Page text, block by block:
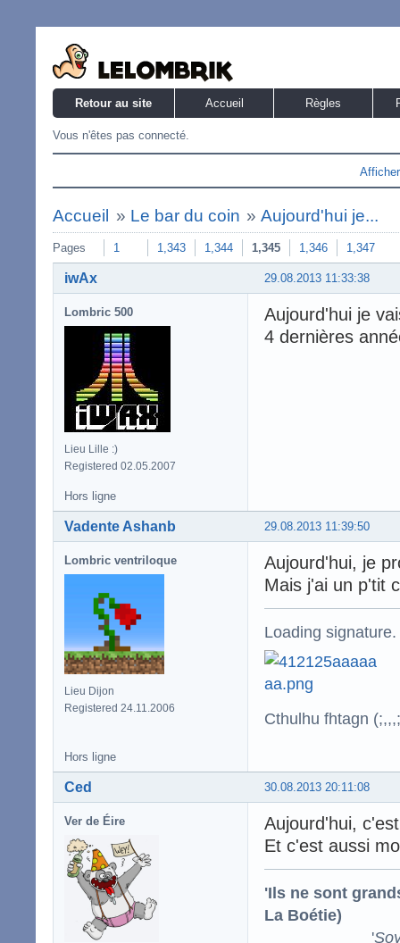
Retour au site Accueil Règles
Vous n'êtes pas connecté.
Accueil » Le bar du coin »Aujourd'hui je...
Pages 1 1,343 1,344 1,345 1,346 1,347
29.08.2013 11:33:38
iwAx
Lombric 500
Lieu Lille :)
Registered 02.05.2007
Aujourd'hui je
4 dernières
Hors ligne
29.08.2013 11:39:50
Vadente Ashanb
Lombric ventriloque
Lieu Dijon
Registered 24.11.2006
Aujourd'hui, je
Mais j'ai un p'tit
Loading signature.
Cthulhu fhtagn
Hors ligne
30.08.2013 20:11:08
Ced
Ver de Éire
Aujourd'hui,
Et c'est aussi
'Ils ne sont
La Boétie)
'